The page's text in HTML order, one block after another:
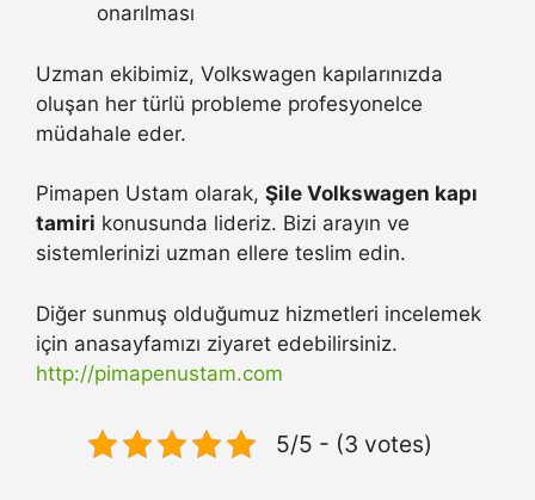
onarılması
Uzman ekibimiz, Volkswagen kapılarınızda
oluşan her türlü probleme profesyonelce
müdahale eder.
Pimapen Ustam olarak, Şile Volkswagen kapı
tamiri konusunda lideriz. Bizi arayın ve
sistemlerinizi uzman ellere teslim edin.
Diğer sunmuş olduğumuz hizmetleri incelemek
için anasayfamızı ziyaret edebilirsiniz.
http://pimapenustam.com
5/5 - (3 votes)